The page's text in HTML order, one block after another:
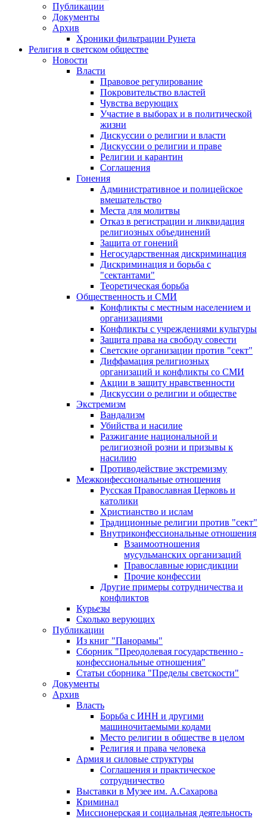
Публикации
Документы
Архив
Хроники фильтрации Рунета
Религия в светском обществе
Новости
Власти
Правовое регулирование
Покровительство властей
Чувства верующих
Участие в выборах и в политической
жизни
Дискуссии о религии и власти
Дискуссии о религии и праве
Религии и карантин
Соглашения
Гонения
Административное и полицейское
вмешательство
Места для молитвы
Отказ в регистрации и ликвидация
религиозных объединений
Защита от гонений
Негосударственная дискриминация
Дискриминация и борьба с
"сектантами"
Теоретическая борьба
Общественность и СМИ
Конфликты с местным населением и
организациями
Конфликты с учреждениями культуры
Защита права на свободу совести
Светские организации против "сект"
Диффамация религиозных
организаций и конфликты со СМИ
Акции в защиту нравственности
Дискуссии о религии и обществе
Экстремизм
Вандализм
Убийства и насилие
Разжигание национальной и
религиозной розни и призывы к
насилию
Противодействие экстремизму
Межконфессиональные отношения
Русская Православная Церковь и
католики
Христианство и ислам
Традиционные религии против "сект"
Внутриконфессиональные отношения
Взаимоотношения
мусульманских организаций
Православные юрисдикции
Прочие конфессии
Другие примеры сотрудничества и
конфликтов
Курьезы
Сколько верующих
Публикации
Из книг "Панорамы"
Сборник "Преодолевая государственно -
конфессиональные отношения"
Статьи сборника "Пределы светскости"
Документы
Архив
Власть
Борьба с ИНН и другими
машиночитаемыми кодами
Место религии в обществе в целом
Религия и права человека
Армия и силовые структуры
Соглашения и практическое
сотрудничество
Выставки в Музее им. А.Сахарова
Криминал
Миссионерская и социальная деятельность